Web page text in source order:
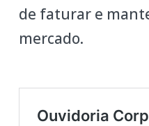
de faturar e
mercado.